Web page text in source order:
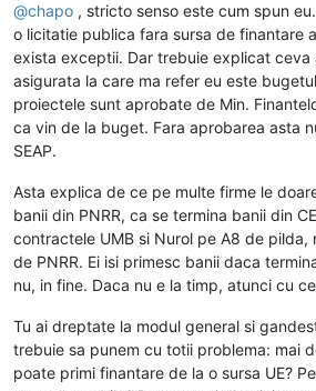
@chapo , stricto senso este cum spun
o licitatie publica fara sursa de finantare
exista exceptii. Dar trebuie explicat ceva
asigurata la care ma refer eu este
proiectele sunt aprobate de Min.
ca vin de la buget. Fara aprobarea asta
SEAP.
Asta explica de ce pe multe firme le
banii din PNRR, ca se termina banii din
contractele UMB si Nurol pe A8 de pilda,
de PNRR. Ei isi primesc banii daca
nu, in fine. Daca nu e la timp, atunci cu
Tu ai dreptate la modul general si
trebuie sa punem cu totii problema: mai
poate primi finantare de la o sursa UE?